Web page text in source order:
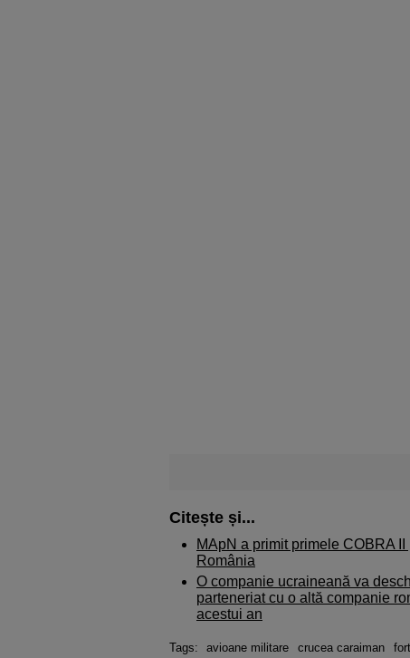
Citește și...
MApN a primit primele COBRA
România
O companie ucraineană va
parteneriat cu o altă companie
acestui an
Tags: avioane militare crucea caraiman